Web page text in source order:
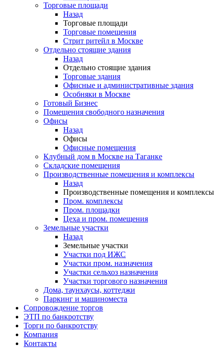
Торговые площади
Назад
Торговые площади
Торговые помещения
Стрит ритейл в Москве
Отдельно стоящие здания
Назад
Отдельно стоящие здания
Торговые здания
Офисные и административные здания
Особняки в Москве
Готовый Бизнес
Помещения свободного назначения
Офисы
Назад
Офисы
Офисные помещения
Клубный дом в Москве на Таганке
Складские помещения
Производственные помещения и комплексы
Назад
Производственные помещения и комплексы
Пром. комплексы
Пром. площадки
Цеха и пром. помещения
Земельные участки
Назад
Земельные участки
Участки под ИЖС
Участки пром. назначения
Участки сельхоз назначения
Участки торгового назначения
Дома, таунхаусы, коттеджи
Паркинг и машиноместа
Сопровождение торгов
ЭТП по банкротству
Торги по банкротству
Компания
Контакты